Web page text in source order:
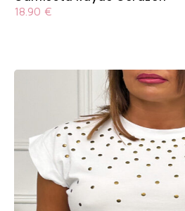
18.90 €